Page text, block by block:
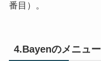
番目）。
4.Bayenのメニュー